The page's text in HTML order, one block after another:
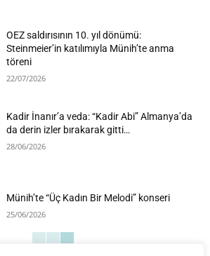
OEZ saldırısının 10. yıl dönümü:
Steinmeier’in katılımıyla Münih’te anma
töreni
22/07/2026
Kadir İnanır’a veda: “Kadir Abi” Almanya’da
da derin izler bırakarak gitti…
28/06/2026
Münih’te “Üç Kadın Bir Melodi” konseri
25/06/2026